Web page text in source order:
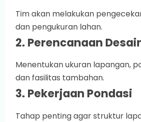
Tim akan melakukan
dan pengukuran lahan.
2. Perencanaan
Menentukan ukuran lapangan,
dan fasilitas tambahan.
3. Pekerjaan Pondasi
Tahap penting agar struktur